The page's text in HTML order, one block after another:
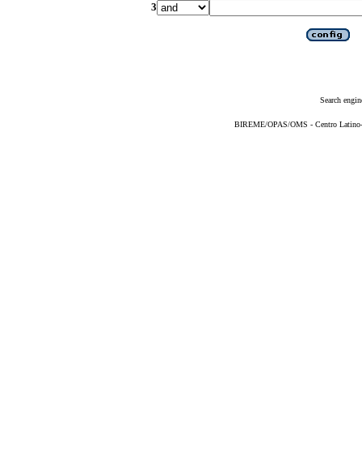
3
Search
BIREME/OPAS/OMS - Centro Latino-